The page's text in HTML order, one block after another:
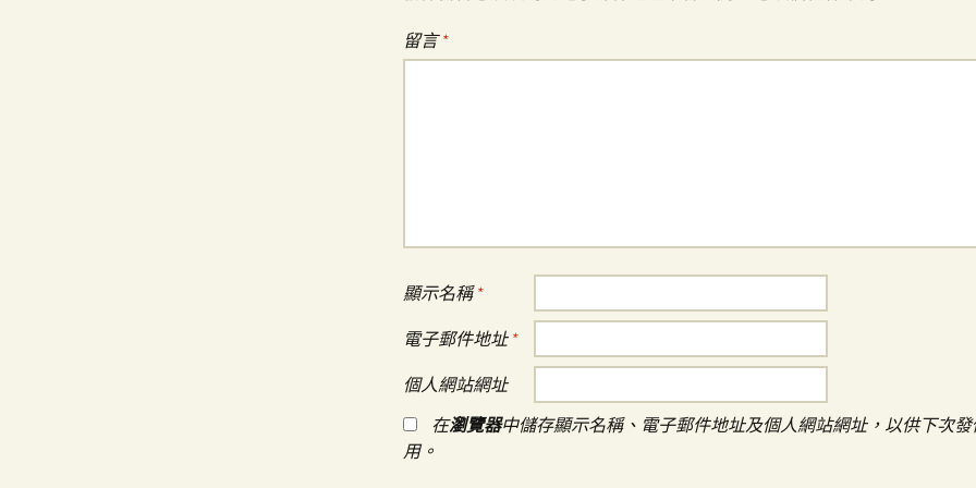
留言*
顯示名稱*
電子郵件地址 *
個人網站網址
在瀏覽器中儲存顯示名稱、電子郵件地址及個人網站網址，以供下次
用。